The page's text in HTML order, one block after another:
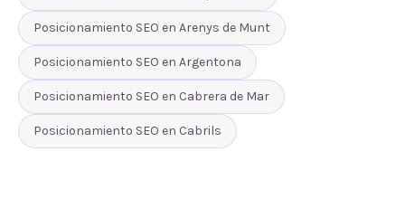
Posicionamiento SEO en Arenys de Munt
Posicionamiento SEO en Argentona
Posicionamiento SEO en Cabrera de Mar
Posicionamiento SEO en Cabrils